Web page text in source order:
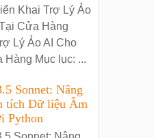
Khai Trợ Lý Ảo
Cửa Hàng
Lý Ảo AI Cho
Hàng Mục lục: ...
Sonnet: Nâng
tích Dữ liệu Âm
Python